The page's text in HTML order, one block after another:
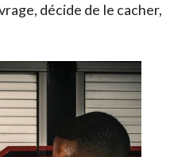
décide de le cacher,